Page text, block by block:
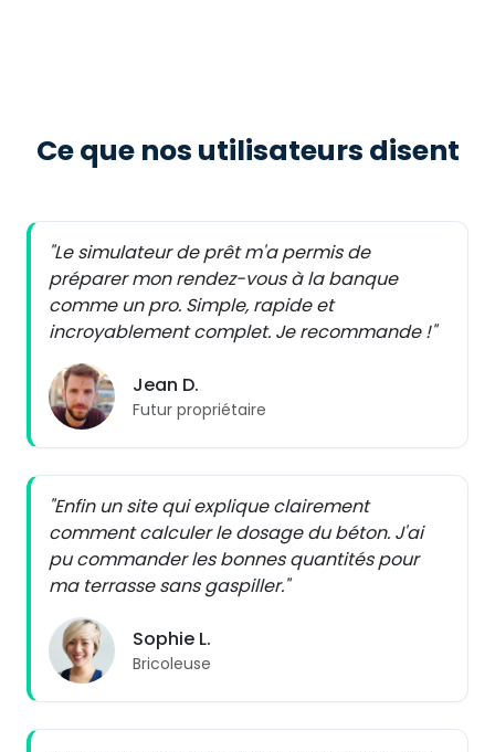
Ce que nos utilisateurs disent
"Le simulateur de prêt m'a permis de
préparer mon rendez-vous à la banque
comme un pro. Simple, rapide et
incroyablement complet. Je recommande !"
Jean D.
Futur propriétaire
"Enfin un site qui explique clairement
comment calculer le dosage du béton. J'ai
pu commander les bonnes quantités pour
ma terrasse sans gaspiller."
Sophie L.
Bricoleuse